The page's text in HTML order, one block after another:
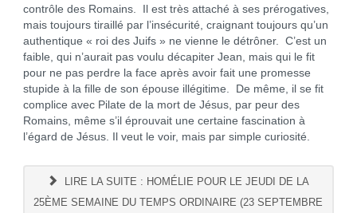
contrôle des Romains. Il est très attaché à ses prérogatives,
mais toujours tiraillé par l’insécurité, craignant toujours qu’un
authentique « roi des Juifs » ne vienne le détrôner. C’est un
faible, qui n’aurait pas voulu décapiter Jean, mais qui le fit
pour ne pas perdre la face après avoir fait une promesse
stupide à la fille de son épouse illégitime. De même, il se fit
complice avec Pilate de la mort de Jésus, par peur des
Romains, même s’il éprouvait une certaine fascination à
l’égard de Jésus. Il veut le voir, mais par simple curiosité.
LIRE LA SUITE : HOMÉLIE POUR LE JEUDI DE LA
25ÈME SEMAINE DU TEMPS ORDINAIRE (23 SEPTEMBRE